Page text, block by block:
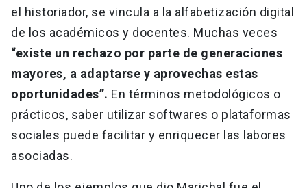
el historiador, se vincula a la alfabetización digital
de los académicos y docentes. Muchas veces
“existe un rechazo por parte de generaciones
mayores, a adaptarse y aprovechas estas
oportunidades”. En términos metodológicos o
prácticos, saber utilizar softwares o plataformas
sociales puede facilitar y enriquecer las labores
asociadas.